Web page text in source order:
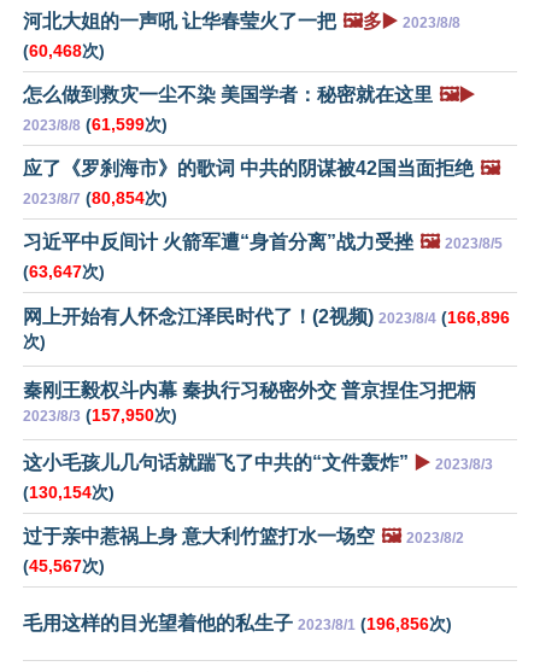
河北大姐的一声吼 让华春莹火了一把 🖼️多▶️ 2023/8/8
(60,468次)
怎么做到救灾一尘不染 美国学者：秘密就在这里 🖼️▶️
2023/8/8 (61,599次)
应了《罗刹海市》的歌词 中共的阴谋被42国当面拒绝 🖼️
2023/8/7 (80,854次)
习近平中反间计 火箭军遭“身首分离”战力受挫 🖼️ 2023/8/5
(63,647次)
网上开始有人怀念江泽民时代了！(2视频) 2023/8/4 (166,896
次)
秦刚王毅权斗内幕 秦执行习秘密外交 普京捏住习把柄
2023/8/3 (157,950次)
这小毛孩儿几句话就踹飞了中共的“文件轰炸” ▶️ 2023/8/3
(130,154次)
过于亲中惹祸上身 意大利竹篮打水一场空 🖼️ 2023/8/2
(45,567次)
毛用这样的目光望着他的私生子 2023/8/1 (196,856次)